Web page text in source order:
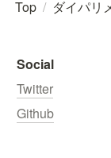
Top / ダイパリ
Social
Twitter
Github